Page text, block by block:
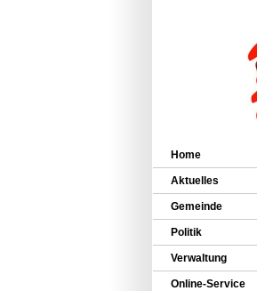
Home
Aktuelles
Gemeinde
Politik
Verwaltung
Online-Service